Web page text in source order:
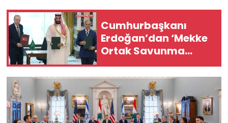
Cumhurbaşkanı
Erdoğan’dan ‘Mekke
Ortak Savunma
Anlaşması’ ile ilgili
açıklama